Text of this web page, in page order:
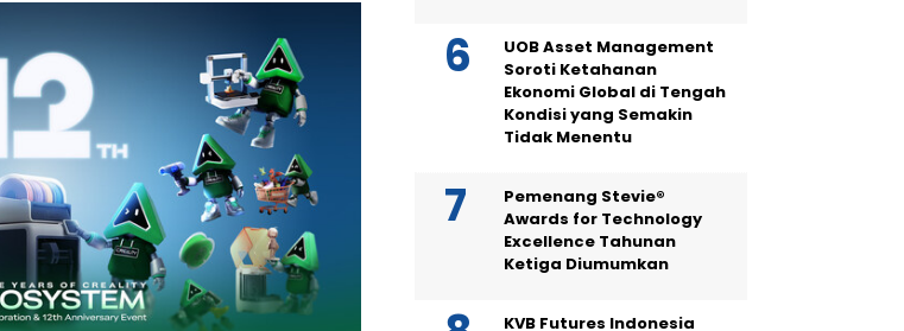
UOB Asset Management
Soroti Ketahanan
Ekonomi Global di Tengah
Kondisi yang Semakin
Tidak Menentu
Pemenang Stevie®
Awards for Technology
Excellence Tahunan
Ketiga Diumumkan
KVB Futures Indonesia